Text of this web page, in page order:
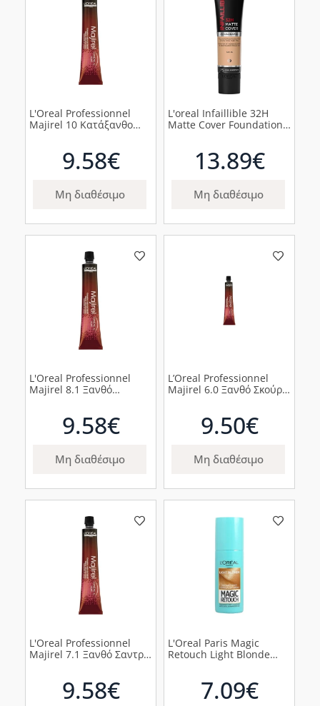
L'Oreal Professionnel
Majirel 10 Κατάξανθο
9.58€
Μη διαθέσιμο
L'oreal Infaillible 32H
Matte Cover Foundation
13.89€
Μη διαθέσιμο
L'Oreal Professionnel
Majirel 8.1 Ξανθό
9.58€
Μη διαθέσιμο
L’Oreal Professionnel
Majirel 6.0 Ξανθό Σκούρο
9.50€
Μη διαθέσιμο
L'Oreal Professionnel
Majirel 7.1 Ξανθό Σαντρέ
9.58€
L'Oreal Paris Magic
Retouch Light Blonde
7.09€